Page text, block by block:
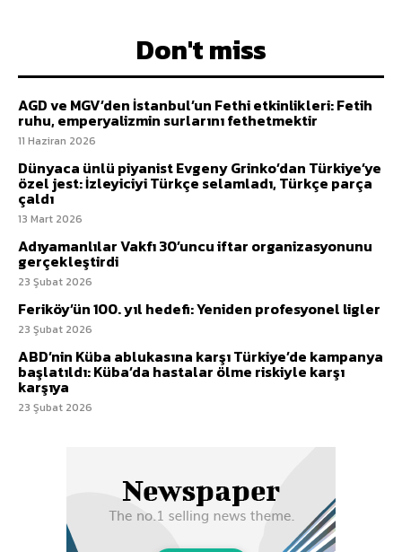
Don't miss
AGD ve MGV’den İstanbul’un Fethi etkinlikleri: Fetih
ruhu, emperyalizmin surlarını fethetmektir
11 Haziran 2026
Dünyaca ünlü piyanist Evgeny Grinko’dan Türkiye’ye
özel jest: İzleyiciyi Türkçe selamladı, Türkçe parça
çaldı
13 Mart 2026
Adıyamanlılar Vakfı 30’uncu iftar organizasyonunu
gerçekleştirdi
23 Şubat 2026
Feriköy’ün 100. yıl hedefi: Yeniden profesyonel ligler
23 Şubat 2026
ABD’nin Küba ablukasına karşı Türkiye’de kampanya
başlatıldı: Küba’da hastalar ölme riskiyle karşı
karşıya
23 Şubat 2026